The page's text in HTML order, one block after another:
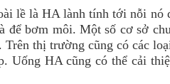
lề là HA lành tính tới nỗi
để bơm môi. Một số cơ sở
Trên thị trường cũng có các
Uống HA cũng có thể cải